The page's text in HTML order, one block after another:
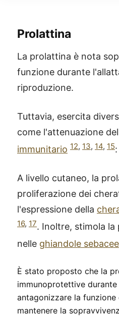
Prolattina
La prolattina è nota
funzione durante
riproduzione.
Tuttavia, esercita
come l'attenuazione
immunitario 12, 13, 14, 15:
A livello cutaneo, la
proliferazione dei
l'espressione della
16, 17. Inoltre, stimola la
nelle ghiandole sebacee
È stato proposto che la
immunoprotettive
antagonizzare la
mantenere la